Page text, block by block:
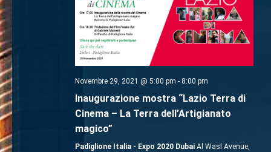
Novembre 29, 2021 @ 5:00 pm - 8:00 pm
Inaugurazione mostra “Lazio Terra di
Cinema – La Terra dell’Artigianato
magico”
Padiglione Italia - Expo 2020 Dubai Al Wasl Avenue,